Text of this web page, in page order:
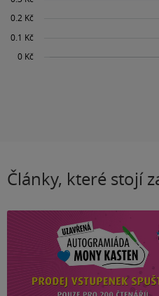
Články, které stojí